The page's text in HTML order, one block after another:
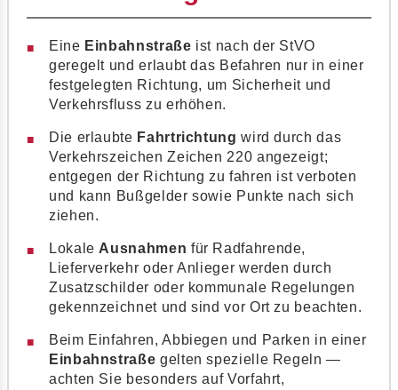
Eine Einbahnstraße ist nach der StVO
geregelt und erlaubt das Befahren nur in einer
festgelegten Richtung, um Sicherheit und
Verkehrsfluss zu erhöhen.
Die erlaubte Fahrtrichtung wird durch das
Verkehrszeichen Zeichen 220 angezeigt;
entgegen der Richtung zu fahren ist verboten
und kann Bußgelder sowie Punkte nach sich
ziehen.
Lokale Ausnahmen für Radfahrende,
Lieferverkehr oder Anlieger werden durch
Zusatzschilder oder kommunale Regelungen
gekennzeichnet und sind vor Ort zu beachten.
Beim Einfahren, Abbiegen und Parken in einer
Einbahnstraße gelten spezielle Regeln —
achten Sie besonders auf Vorfahrt,